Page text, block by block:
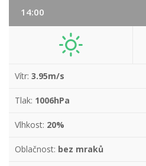
14:00
Vítr: 3.95m/s
Tlak: 1006hPa
Vlhkost: 20%
Oblačnost: bez mraků